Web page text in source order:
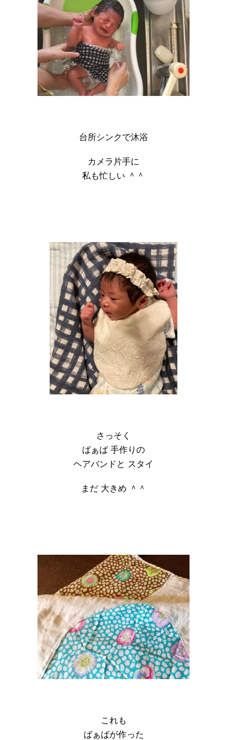
台所シンクで沐浴
カメラ片手に
私も忙しい ＾＾
さっそく
ばぁば 手作りの
ヘアバンドと スタイ
まだ 大きめ ＾＾
これも
ばぁばが作った